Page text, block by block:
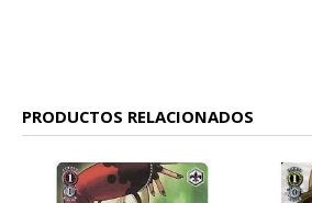
PRODUCTOS RELACIONADOS